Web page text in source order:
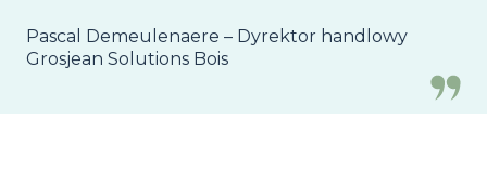
Pascal Demeulenaere – Dyrektor handlowy
Grosjean Solutions Bois